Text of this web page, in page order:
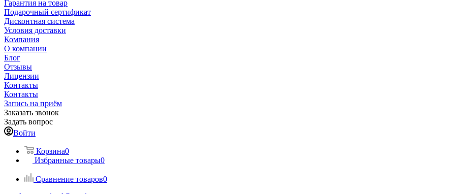
Гарантия на товар
Подарочный сертификат
Дисконтная система
Условия доставки
Компания
О компании
Блог
Отзывы
Лицензии
Контакты
Контакты
Запись на приём
Заказать звонок
Задать вопрос
Войти
Корзина0
Избранные товары0
Сравнение товаров0